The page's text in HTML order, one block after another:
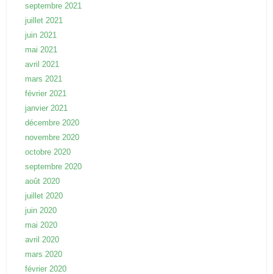
septembre 2021
juillet 2021
juin 2021
mai 2021
avril 2021
mars 2021
février 2021
janvier 2021
décembre 2020
novembre 2020
octobre 2020
septembre 2020
août 2020
juillet 2020
juin 2020
mai 2020
avril 2020
mars 2020
février 2020